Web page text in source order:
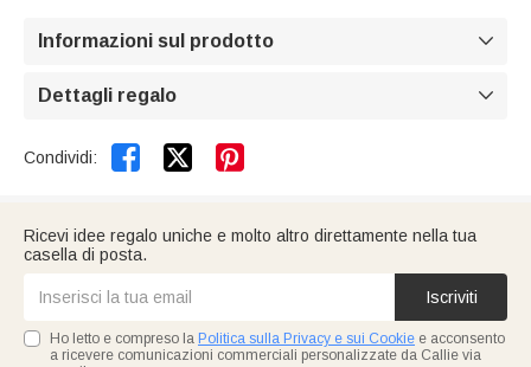
Informazioni sul prodotto 
Dettagli regalo 
Condividi:  
Ricevi idee regalo uniche e molto altro direttamente nella tua
casella di posta.
Iscriviti
Ho letto e compreso la Politica sulla Privacy e sui Cookie e acconsento
a ricevere comunicazioni commerciali personalizzate da Callie via